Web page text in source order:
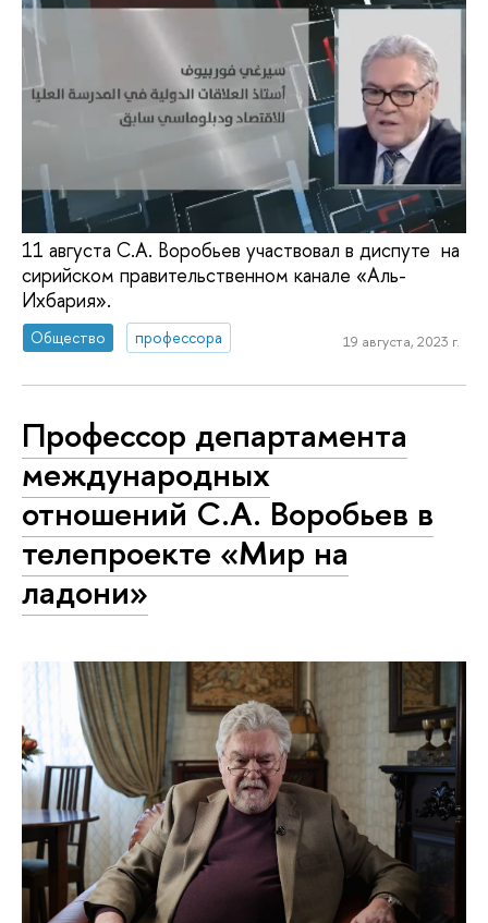
11 августа С.А. Воробьев участвовал в диспуте на
сирийском правительственном канале «Аль-
Ихбария».
Общество профессора 19 августа, 2023 г.
Профессор департамента
международных
отношений С.А. Воробьев в
телепроекте «Мир на
ладони»